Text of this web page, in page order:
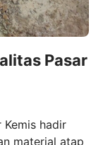
Pasar
Kemis hadir
material atap